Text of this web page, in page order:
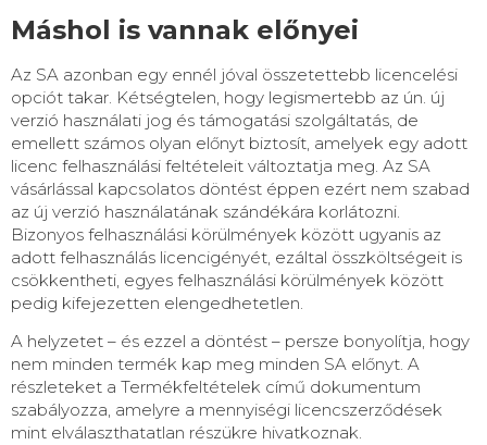
Máshol is vannak előnyei
Az SA azonban egy ennél jóval összetettebb licencelési
opciót takar. Kétségtelen, hogy legismertebb az ún. új
verzió használati jog és támogatási szolgáltatás, de
emellett számos olyan előnyt biztosít, amelyek egy adott
licenc felhasználási feltételeit változtatja meg. Az SA
vásárlással kapcsolatos döntést éppen ezért nem szabad
az új verzió használatának szándékára korlátozni.
Bizonyos felhasználási körülmények között ugyanis az
adott felhasználás licencigényét, ezáltal összköltségeit is
csökkentheti, egyes felhasználási körülmények között
pedig kifejezetten elengedhetetlen.
A helyzetet – és ezzel a döntést – persze bonyolítja, hogy
nem minden termék kap meg minden SA előnyt. A
részleteket a Termékfeltételek című dokumentum
szabályozza, amelyre a mennyiségi licencszerződések
mint elválaszthatatlan részükre hivatkoznak.